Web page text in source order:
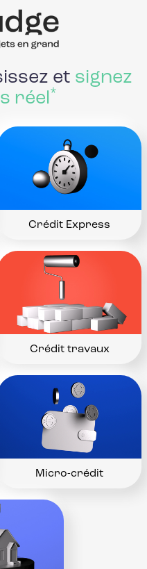
et signez
réel*
Crédit Express
Crédit travaux
Micro-crédit